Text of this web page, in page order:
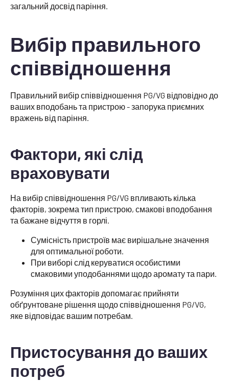
загальний досвід паріння.
Вибір правильного
співвідношення
Правильний вибір співвідношення PG/VG відповідно до
ваших вподобань та пристрою - запорука приємних
вражень від паріння.
Фактори, які слід
враховувати
На вибір співвідношення PG/VG впливають кілька
факторів, зокрема тип пристрою, смакові вподобання
та бажане відчуття в горлі.
Сумісність пристроїв має вирішальне значення
для оптимальної роботи.
При виборі слід керуватися особистими
смаковими уподобаннями щодо аромату та пари.
Розуміння цих факторів допомагає прийняти
обґрунтоване рішення щодо співвідношення PG/VG,
яке відповідає вашим потребам.
Пристосування до ваших
потреб